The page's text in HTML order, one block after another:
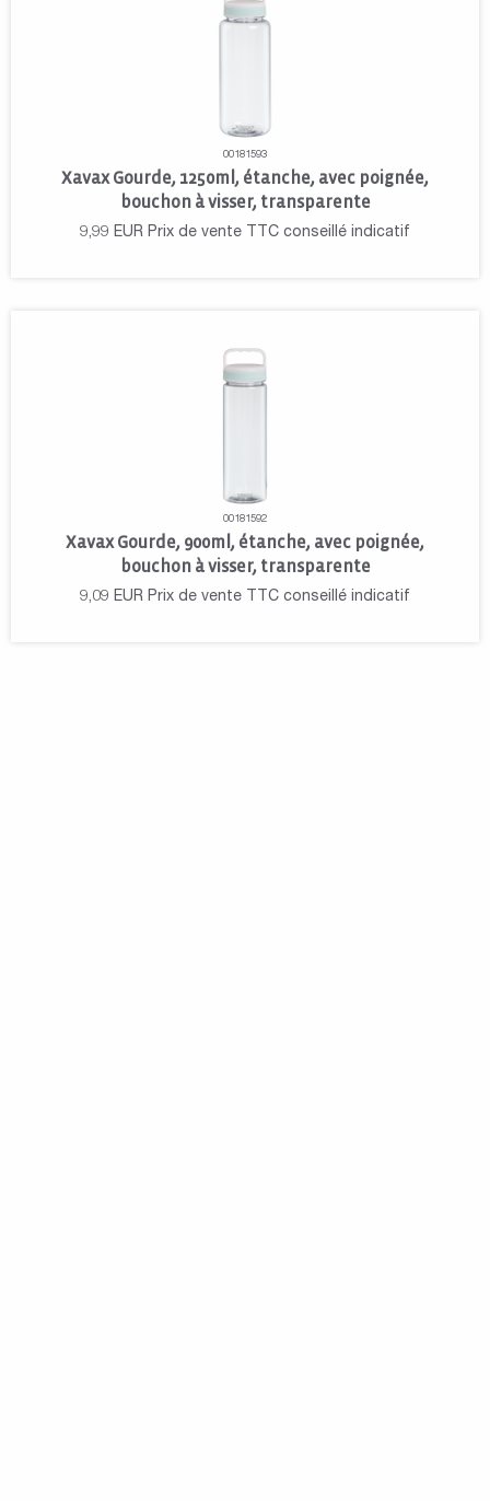
00181593
Xavax Gourde, 1250ml, étanche, avec poignée,
bouchon à visser, transparente
9,99 EUR Prix de vente TTC conseillé indicatif
00181592
Xavax Gourde, 900ml, étanche, avec poignée,
bouchon à visser, transparente
9,09 EUR Prix de vente TTC conseillé indicatif